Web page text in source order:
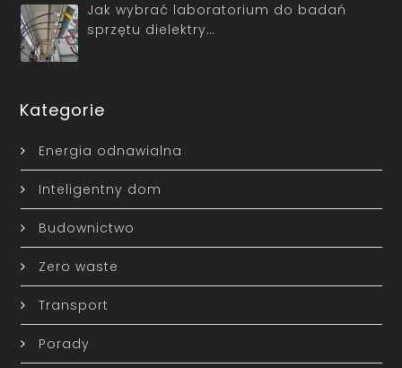
Jak wybrać laboratorium do badań
sprzętu dielektry…
Kategorie
Energia odnawialna
Inteligentny dom
Budownictwo
Zero waste
Transport
Porady